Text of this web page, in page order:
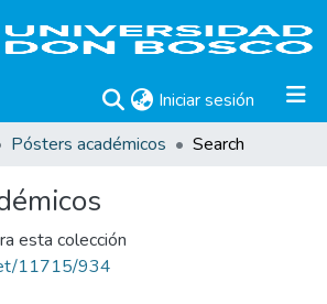
Iniciar sesión (current)
Pósters académicos Search
esta colección
11715/934